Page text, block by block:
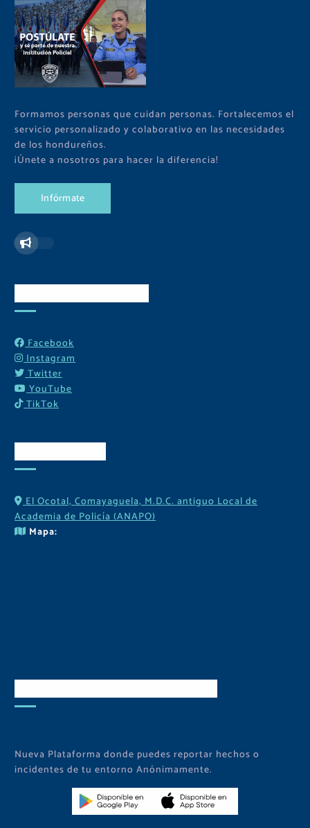
Formamos personas que cuidan personas. Fortalecemos el
servicio personalizado y colaborativo en las necesidades
de los hondureños.
¡Únete a nosotros para hacer la diferencia!
Infórmate
Facebook
Instagram
Twitter
YouTube
TikTok
El Ocotal, Comayaguela, M.D.C. antiguo Local de
Academia de Policía (ANAPO)
Mapa:
Nueva Plataforma donde puedes reportar hechos o
incidentes de tu entorno Anónimamente.